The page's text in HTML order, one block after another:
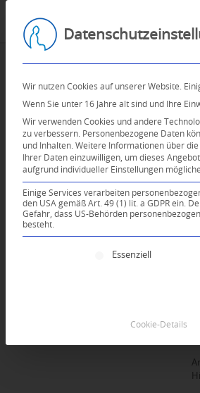
Wir nutzen Cookies auf unserer Website.
Wenn Sie unter 16 Jahre alt sind und Ihre
Wir verwenden Cookies und andere
zu verbessern.
Personenbezogene Daten
und Inhalten. Weitere Informationen über
Ihrer Daten einzuwilligen, um dieses
aufgrund individueller Einstellungen
Einige Services verarbeiten
den USA gemäß Art. 49 (1) lit. a GDPR ein.
Gefahr, dass US-Behörden
besteht.
Es folgt eine Liste der
Essenziell
Cookie-Details